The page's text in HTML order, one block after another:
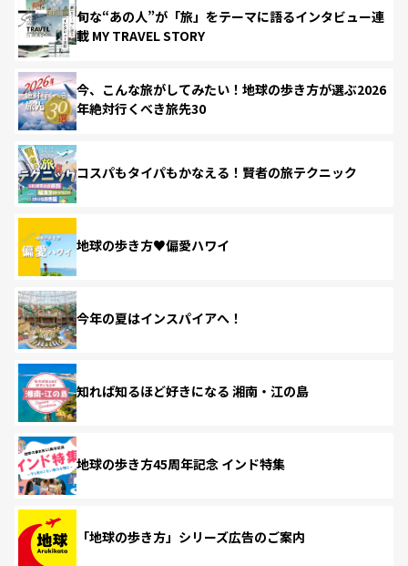
旬な“あの人”が「旅」をテーマに語るインタビュー連
載 MY TRAVEL STORY
今、こんな旅がしてみたい！地球の歩き方が選ぶ2026
年絶対行くべき旅先30
コスパもタイパもかなえる！賢者の旅テクニック
地球の歩き方♥偏愛ハワイ
今年の夏はインスパイアへ！
知れば知るほど好きになる 湘南・江の島
地球の歩き方45周年記念 インド特集
「地球の歩き方」シリーズ広告のご案内